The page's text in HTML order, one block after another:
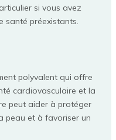
si vous avez
santé préexistants.
polyvalent qui offre
cardiovasculaire et la
peut aider à protéger
peau et à favoriser un